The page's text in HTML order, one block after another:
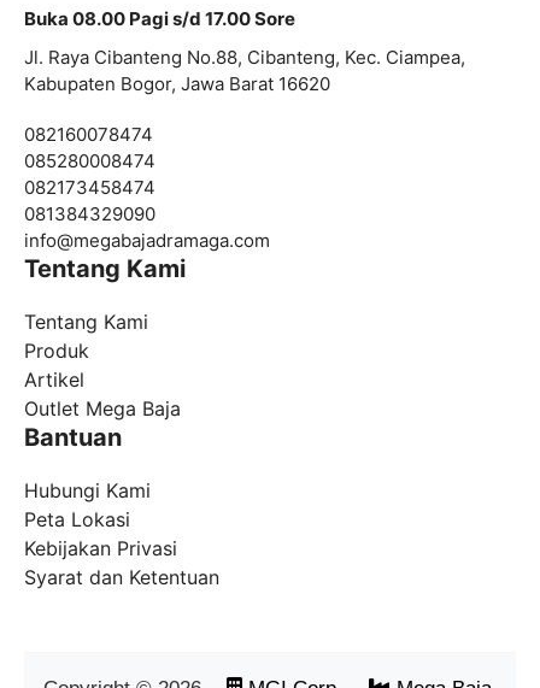
Buka 08.00 Pagi s/d 17.00 Sore
Jl. Raya Cibanteng No.88, Cibanteng, Kec. Ciampea,
Kabupaten Bogor, Jawa Barat 16620
082160078474
085280008474
082173458474
081384329090
info@megabajadramaga.com
Tentang Kami
Tentang Kami
Produk
Artikel
Outlet Mega Baja
Bantuan
Hubungi Kami
Peta Lokasi
Kebijakan Privasi
Syarat dan Ketentuan